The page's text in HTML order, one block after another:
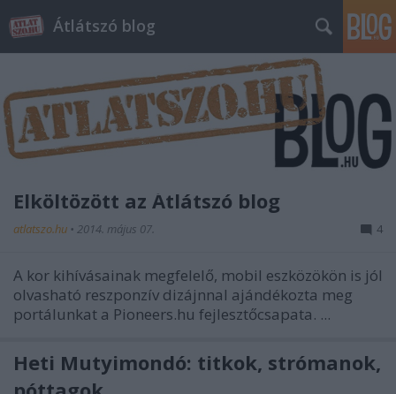
Átlátszó blog
Elköltözött az Átlátszó blog
atlatszo.hu • 2014. május 07. 4
A kor kihívásainak megfelelő, mobil eszközökön is jól
olvasható reszponzív dizájnnal ajándékozta meg
portálunkat a Pioneers.hu fejlesztőcsapata. ...
Heti Mutyimondó: titkok, strómanok,